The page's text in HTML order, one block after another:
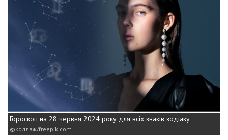
Гороскоп на 28 червня 2024 року для всіх знаків зодіаку
коллаж/freepik.com